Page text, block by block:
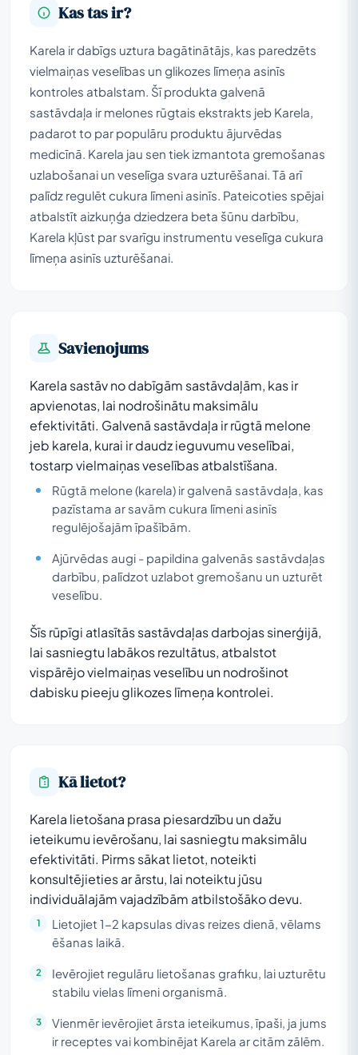
Kas tas ir?
Karela ir dabīgs uztura bagātinātājs, kas paredzēts
vielmaiņas veselības un glikozes līmeņa asinīs
kontroles atbalstam. Šī produkta galvenā
sastāvdaļa ir melones rūgtais ekstrakts jeb Karela,
padarot to par populāru produktu ājurvēdas
medicīnā. Karela jau sen tiek izmantota gremošanas
uzlabošanai un veselīga svara uzturēšanai. Tā arī
palīdz regulēt cukura līmeni asinīs. Pateicoties spējai
atbalstīt aizkuņģa dziedzera beta šūnu darbību,
Karela kļūst par svarīgu instrumentu veselīga cukura
līmeņa asinīs uzturēšanai.
Savienojums
Karela sastāv no dabīgām sastāvdaļām, kas ir
apvienotas, lai nodrošinātu maksimālu
efektivitāti. Galvenā sastāvdaļa ir rūgtā melone
jeb karela, kurai ir daudz ieguvumu veselībai,
tostarp vielmaiņas veselības atbalstīšana.
Rūgtā melone (karela) ir galvenā sastāvdaļa, kas
pazīstama ar savām cukura līmeni asinīs
regulējošajām īpašībām.
Ajūrvēdas augi - papildina galvenās sastāvdaļas
darbību, palīdzot uzlabot gremošanu un uzturēt
veselību.
Šīs rūpīgi atlasītās sastāvdaļas darbojas sinerģijā,
lai sasniegtu labākos rezultātus, atbalstot
vispārējo vielmaiņas veselību un nodrošinot
dabisku pieeju glikozes līmeņa kontrolei.
Kā lietot?
Karela lietošana prasa piesardzību un dažu
ieteikumu ievērošanu, lai sasniegtu maksimālu
efektivitāti. Pirms sākat lietot, noteikti
konsultējieties ar ārstu, lai noteiktu jūsu
individuālajām vajadzībām atbilstošāko devu.
Lietojiet 1-2 kapsulas divas reizes dienā, vēlams
ēšanas laikā.
Ievērojiet regulāru lietošanas grafiku, lai uzturētu
stabilu vielas līmeni organismā.
Vienmēr ievērojiet ārsta ieteikumus, īpaši, ja jums
ir receptes vai kombinējat Karela ar citām zālēm.